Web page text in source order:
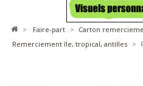
> faire-part > carton
remerciement île, tropical, antilles >